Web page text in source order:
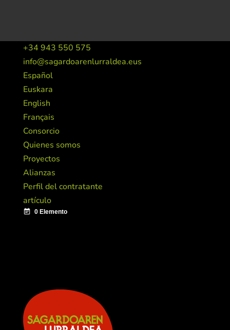
+34 943 550 575
info@sagardoarenlurraldea.eus
Español
Euskara
English
Français
Consorcio
Quienes somos
Proyectos
Alianzas
Perfil del contratante
artículo